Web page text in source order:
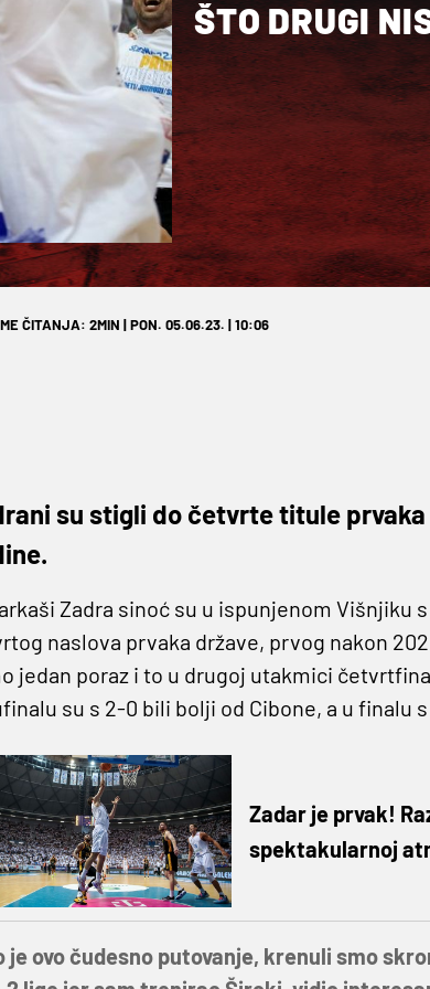
ŠTO DRUGI
ČITANJA: 2MIN | PON. 05.06.23. | 10:06
su stigli do četvrte titule
Zadra sinoć su u ispunjenom Višnjiku
naslova prvaka države, prvog nakon
jedan poraz i to u drugoj utakmici
su s 2-0 bili bolji od Cibone, a u finalu
Zadar je prvak!
spektakularnoj
je ovo čudesno putovanje, krenuli smo